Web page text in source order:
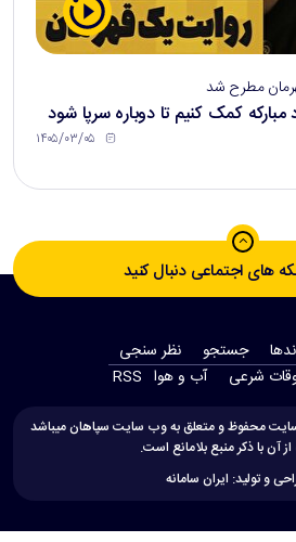
مطرح شد
کمک کنیم تا دوباره سرپا شود
۱۴۰۵/۰۳/۰۵
های اجتماعی دنبال کنید
جستجو
نظر سنجی
شرعی آب و هوا RSS
محفوظ و متعلق به وب سایت سپاهان میباشد
آن با ذکر منبع بلامانع است.
و تولید: ایران سامانه